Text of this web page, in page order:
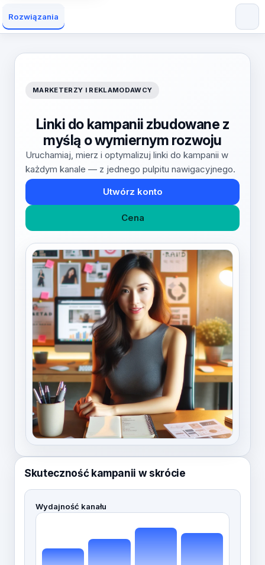
Rozwiązania
MARKETERZY I REKLAMODAWCY
Linki do kampanii zbudowane z
myślą o wymiernym rozwoju
Uruchamiaj, mierz i optymalizuj linki do kampanii w
każdym kanale — z jednego pulpitu nawigacyjnego.
Utwórz konto
Cena
Skuteczność kampanii w skrócie
Wydajność kanału